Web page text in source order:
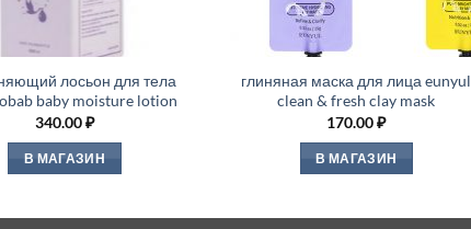
лосьон для тела
baby moisture lotion
340.00₽
В МАГАЗИН
глиняная маска для лица eunyul
clean & fresh clay mask
170.00₽
В МАГАЗИН